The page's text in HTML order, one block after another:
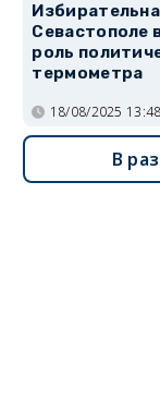
Севастополе
роль
термометра
18/08/2025 13:48
В